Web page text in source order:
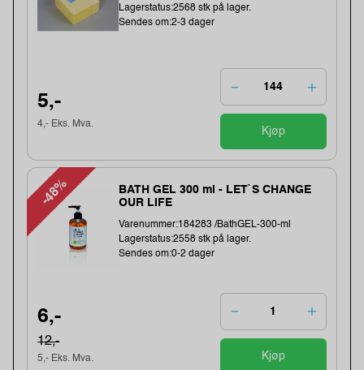
Lagerstatus:2568 stk på lager.
Sendes om:2-3 dager
5,-
4,- Eks. Mva.
Kjøp
-48%
BATH GEL 300 ml - LET`S CHANGE
OUR LIFE
Varenummer:184283 /BathGEL-300-ml
Lagerstatus:2558 stk på lager.
Sendes om:0-2 dager
6,-
12,-
5,- Eks. Mva. Kjøp